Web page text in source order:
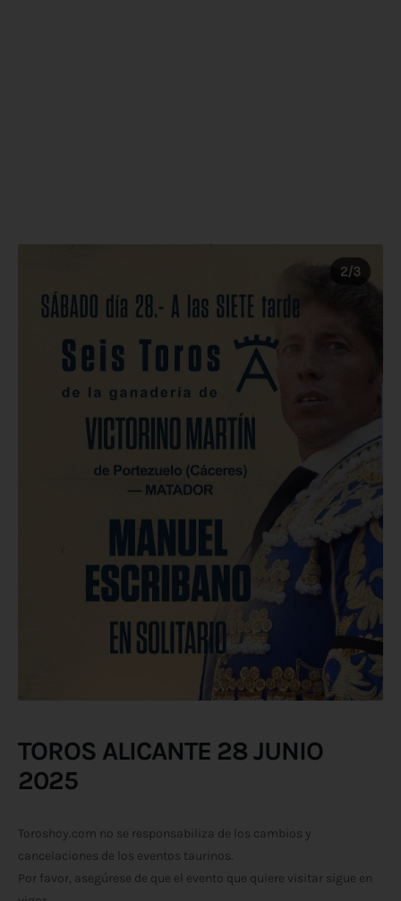
TOROS ALICANTE 28 JUNIO
2025
Toroshoy.com no se responsabiliza de los cambios y
cancelaciones de los eventos taurinos.
Por favor, asegúrese de que el evento que quiere visitar sigue en